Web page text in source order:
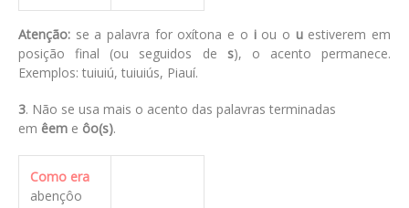
Atenção: se a palavra for oxítona e o iou o uestiverem em
posição final (ou seguidos de s), o acento permanece.
Exemplos: tuiuiú, tuiuiús, Piauí.
3. Não se usa mais o acento das palavras terminadas
em êem e ôo(s).
Como era
abençôo